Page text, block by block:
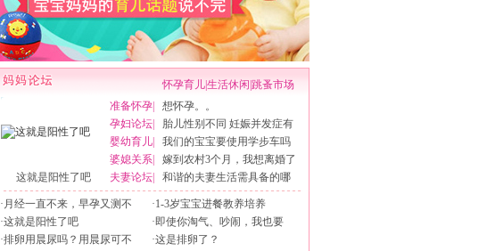
怀孕育儿|生活休闲 跳蚤市场
这就是阳性了吧
准备怀孕
孕妇论坛
婴幼育儿
婆媳关系
夫妻论坛
想怀孕。。
胎儿性别不同 妊娠并发症有
我们的宝宝要使用学步车吗
嫁到农村3个月，我想离婚了
和谐的夫妻生活需具备的哪
· 月经一直不来，早孕又测不
·这就是阳性了吧
·排卵用晨尿吗？用晨尿可不
·1-3岁宝宝进餐教养培养
·即使你淘气、吵闹，我也要
·这是排卵了？